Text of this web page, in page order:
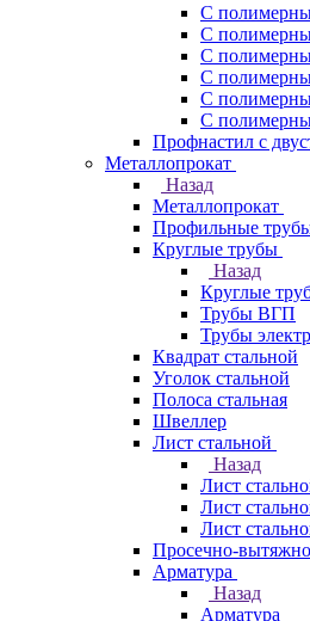
С
С
С
С
С
С
Профнастил с
Металлопрокат
Назад
Металлопрокат
Профильные
Круглые трубы
Назад
Круглые
Трубы ВГП
Трубы
Квадрат стальной
Уголок стальной
Полоса стальная
Швеллер
Лист стальной
Назад
Лист
Лист
Лист
Просечно-
Арматура
Назад
Арматура